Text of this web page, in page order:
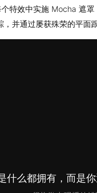
特效中实施 Mocha 遮
并通过屡获殊荣的平面